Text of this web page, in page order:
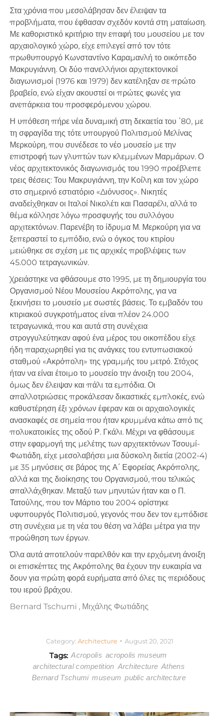
Στα χρόνια που μεσολάβησαν δεν έλειψαν τα
προβλήματα, που έφθασαν σχεδόν κοντά στη ματαίωση.
Με καθοριστικό κριτήριο την επαφή του μουσείου με τον
αρχαιολογικό χώρο, είχε επιλεγεί από τον τότε
πρωθυπουργό Κωνσταντίνο Καραμανλή το οικόπεδο
Μακρυγιάννη. Οι δύο πανελλήνιοι αρχιτεκτονικοί
διαγωνισμοί (1976 και 1979) δεν κατέληξαν σε πρώτο
βραβείο, ενώ είχαν ακουστεί οι πρώτες φωνές για
ανεπάρκεια του προσφερόμενου χώρου.
Η υπόθεση πήρε νέα δυναμική στη δεκαετία του ΄80, με
τη σφραγίδα της τότε υπουργού Πολιτισμού Μελίνας
Μερκούρη, που συνέδεσε το νέο μουσείο με την
επιστροφή των γλυπτών των κλεμμένων Μαρμάρων. Ο
νέος αρχιτεκτονικός διαγωνισμός του 1990 προέβλεπε
τρεις θέσεις: Του Μακρυγιάννη, την Κοίλη και τον χώρο
στο σημερινό εστιατόριο «Διόνυσος». Νικητές
αναδείχθηκαν οι Ιταλοί Νικολέτι και Πασαρέλι, αλλά το
θέμα κόλλησε λόγω προσφυγής του συλλόγου
αρχιτεκτόνων. Παρενέβη το ίδρυμα Μ. Μερκούρη για να
ξεπεραστεί το εμπόδιο, ενώ ο όγκος του κτιρίου
μειώθηκε σε σχέση με τις αρχικές προβλέψεις των
45.000 τετραγωνικών.
Χρειάστηκε να φθάσουμε στο 1995, με τη δημιουργία του
Οργανισμού Νέου Μουσείου Ακρόπολης, για να
ξεκινήσει το μουσείο με σωστές βάσεις. Το εμβαδόν του
κτιριακού συγκροτήματος είναι πλέον 24.000
τετραγωνικά, που και αυτά στη συνέχεια
στρογγυλεύτηκαν αφού ένα μέρος του οικοπέδου είχε
ήδη παραχωρηθεί για τις ανάγκες του εντυπωσιακού
σταθμού «Ακρόπολη» της γραμμής του μετρό. Στόχος
ήταν να είναι έτοιμο το μουσείο την άνοιξη του 2004,
όμως δεν έλειψαν και πάλι τα εμπόδια. Οι
απαλλοτριώσεις προκάλεσαν δικαστικές εμπλοκές, ενώ
καθυστέρηση έξι χρόνων έφεραν και οι αρχαιολογικές
ανασκαφές σε σημεία που ήταν κρυμμένα κάτω από τις
πολυκατοικίες της οδού Ρ. Γκάλι. Μέχρι να φθάσουμε
στην εφαρμογή της μελέτης των αρχιτεκτόνων Τσουμί-
Φωτιάδη, είχε μεσολαβήσει μια δύσκολη διετία (2002-4)
με 35 μηνύσεις σε βάρος της Α΄ Εφορείας Ακρόπολης,
αλλά και της διοίκησης του Οργανισμού, που τελικώς
απαλλάχθηκαν. Μεταξύ των μηνυτών ήταν και ο Π.
Τατούλης, που τον Μάρτιο του 2004 ορίστηκε
υφυπουργός Πολιτισμού, γεγονός που δεν τον εμπόδισε
στη συνέχεια με τη νέα του θέση να λάβει μέτρα για την
προώθηση των έργων.
Όλα αυτά αποτελούν παρελθόν και την ερχόμενη άνοιξη
οι επισκέπτες της Ακρόπολης θα έχουν την ευκαιρία να
δουν για πρώτη φορά ευρήματα από όλες τις περιόδους
του ιερού βράχου.
Bernard Tschumi , Μιχάλης Φωτιάδης
Category: Architecture August 20, 2021
Tags: Acropolis acropolis museum
architectural competition Architecture Athens
Bernard Tschumi museum public architecture